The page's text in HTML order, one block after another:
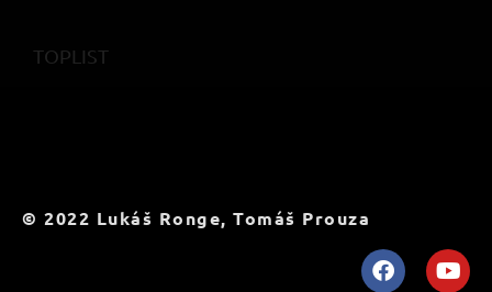
TOPLIST
© 2022 Lukáš Ronge, Tomáš Prouza